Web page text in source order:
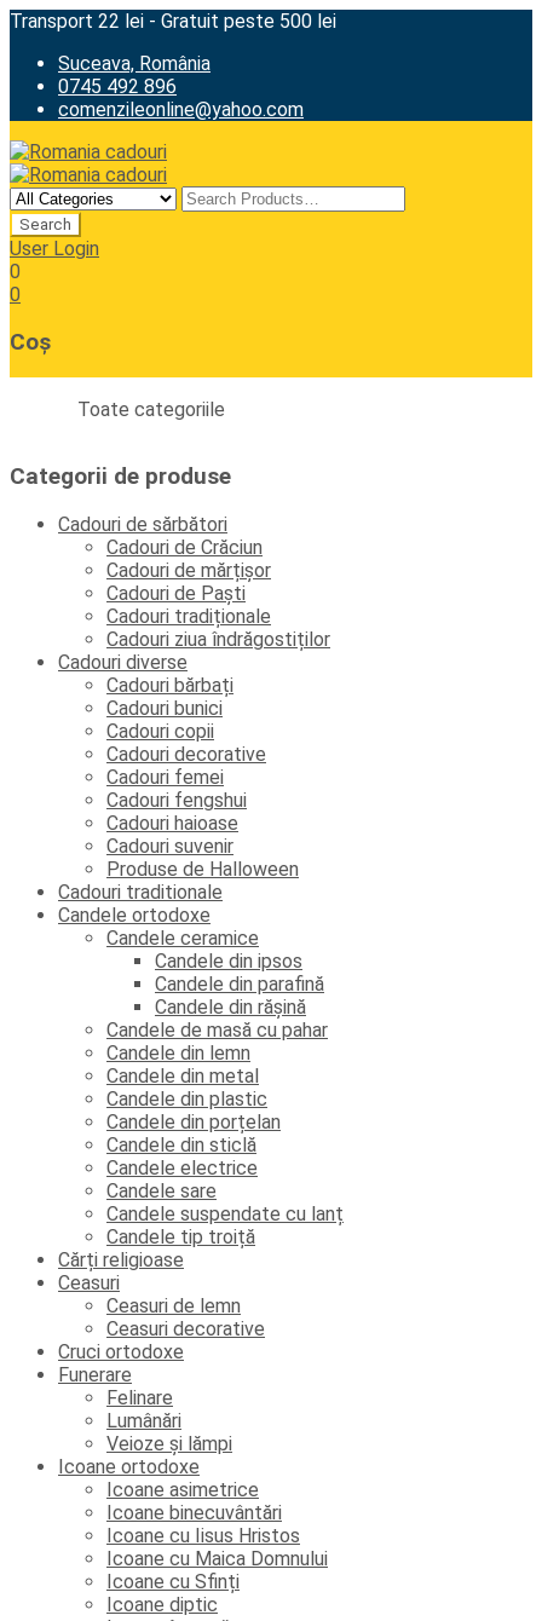
Transport 22 lei - Gratuit peste 500 lei
Suceava, România
0745 492 896
comenzileonline@yahoo.com
User Login
0
0
Coș
Toate categoriile
Categorii de produse
Cadouri de sărbători
Cadouri de Crăciun
Cadouri de mărțișor
Cadouri de Paști
Cadouri tradiționale
Cadouri ziua îndrăgostiților
Cadouri diverse
Cadouri bărbați
Cadouri bunici
Cadouri copii
Cadouri decorative
Cadouri femei
Cadouri fengshui
Cadouri haioase
Cadouri suvenir
Produse de Halloween
Cadouri traditionale
Candele ortodoxe
Candele ceramice
Candele din ipsos
Candele din parafină
Candele din rășină
Candele de masă cu pahar
Candele din lemn
Candele din metal
Candele din plastic
Candele din porțelan
Candele din sticlă
Candele electrice
Candele sare
Candele suspendate cu lanț
Candele tip troiță
Cărți religioase
Ceasuri
Ceasuri de lemn
Ceasuri decorative
Cruci ortodoxe
Funerare
Felinare
Lumânări
Veioze și lămpi
Icoane ortodoxe
Icoane asimetrice
Icoane binecuvântări
Icoane cu Iisus Hristos
Icoane cu Maica Domnului
Icoane cu Sfinți
Icoane diptic